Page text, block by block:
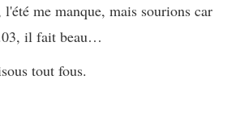
l'été me manque, mais sourions car
il fait beau…
tout fous.